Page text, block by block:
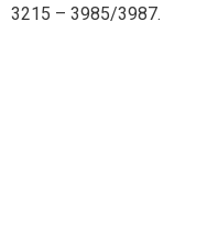
3215 – 3985/3987.